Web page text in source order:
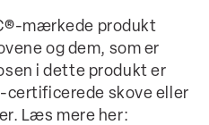
mærkede produkt
og dem, som er
i dette produkt er
skove eller
Læs mere her: